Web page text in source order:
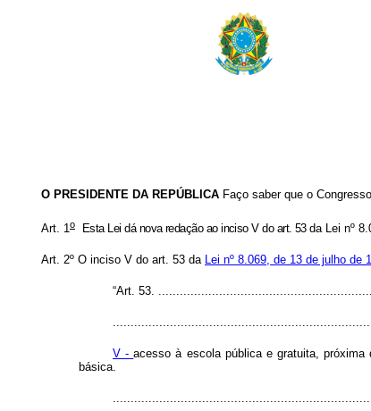
O PRESIDENTE DA REPÚBLICA Faço saber que o
Art. 1o Esta Lei dá nova redação ao inciso V do art. 53da Lei nº
Art. 2º O inciso V do art. 53 da Lei nº 8.069, de 13 de julho de
“Art. 53.
V -acesso à escola pública e gratuita,
básica.